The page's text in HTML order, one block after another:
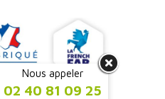
Nous appeler
02 40 81 09 25